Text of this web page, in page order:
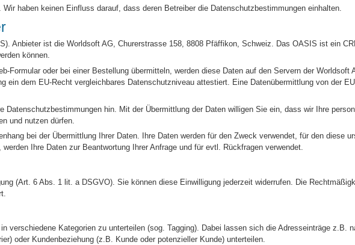
haben keinen Einfluss darauf, dass deren Betreiber die Datenschutzbestimmungen einhalten.
Anbieter ist die Worldsoft AG, Churerstrasse 158, 8808 Pfäffikon, Schweiz. Das OASIS ist ein
können.
Formular oder bei einer Bestellung übermitteln, werden diese Daten auf den Servern der Worldsoft
ein dem EU-Recht vergleichbares Datenschutzniveau attestiert. Eine Datenübermittlung von der
Datenschutzbestimmungen hin. Mit der Übermittlung der Daten willigen Sie ein, dass wir Ihre
und nutzen dürfen.
bei der Übermittlung Ihrer Daten. Ihre Daten werden für den Zweck verwendet, für den diese
Ihre Daten zur Beantwortung Ihrer Anfrage und für evtl. Rückfragen verwendet.
(Art. 6 Abs. 1 lit. a DSGVO). Sie können diese Einwilligung jederzeit widerrufen. Die
verschiedene Kategorien zu unterteilen (sog. Tagging). Dabei lassen sich die Adresseinträge z.B.
oder Kundenbeziehung (z.B. Kunde oder potenzieller Kunde) unterteilen.